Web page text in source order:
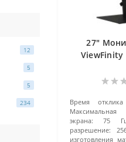
12
5
5
234
27"
ViewFinity
Время отклика
Максимальная
экрана:
75
разрешение:
изготовления